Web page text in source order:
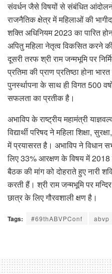
संवर्धन जैसे विषयों से संबंधित
राजनैतिक क्षेत्र में महिलाओं की
शक्ति अधिनियम 2023 का पारित
अपितु महिला नेतृत्व विकसित करने
दूसरी तरफ श्री राम जन्मभूमि पर
प्रतिमा की प्राण प्रतिष्ठा होना
पुनर्स्थापना के साथ ही विगत 500
सफलता का प्रतीक है।
अभाविप के राष्ट्रीय महामंत्री
विद्यार्थी परिषद ने महिला शिक्षा,
में प्रयासरत है। अभाविप ने विधान
लिए 33% आरक्षण के विषय में 2018
बैठक की मांग को दोहराते हुए नारी
करती हैं। श्री राम जन्मभूमि पर
छात्र के लिए गौरवशाली क्षण है।
Tags: #69thABVPConf abvp